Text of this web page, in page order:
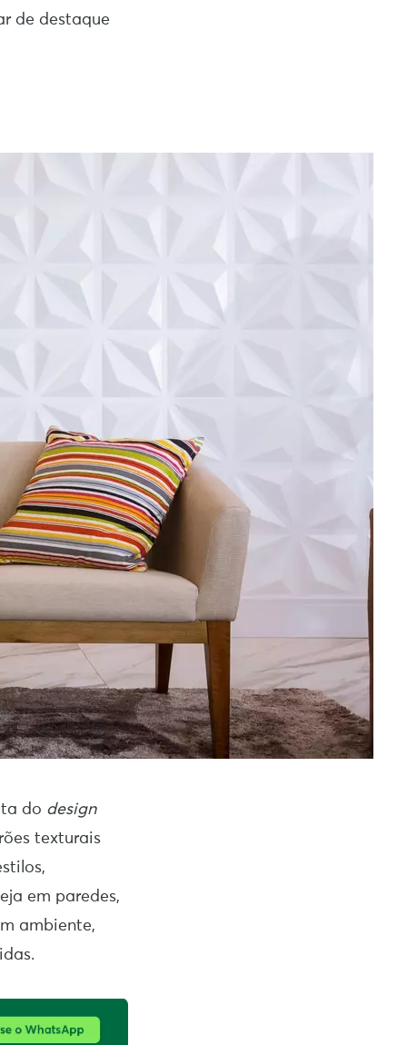
de destaque
do design
texturais
em paredes,
ambiente,